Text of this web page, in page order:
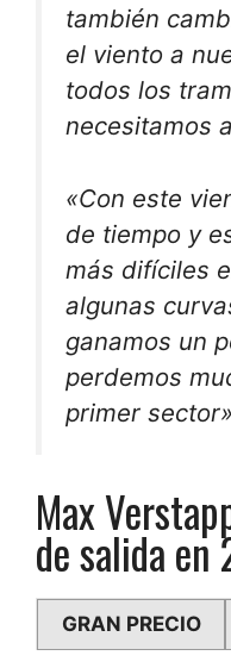
también
el viento a
todos los
necesitamos
«Con este
de tiempo y
más difíciles
algunas
ganamos un
perdemos
primer
Max
de salida en
GRAN PRECIO